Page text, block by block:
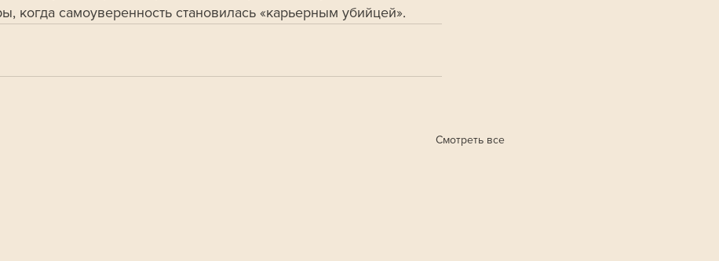
когда самоуверенность становилась «карьерным убийцей».
Смотреть все